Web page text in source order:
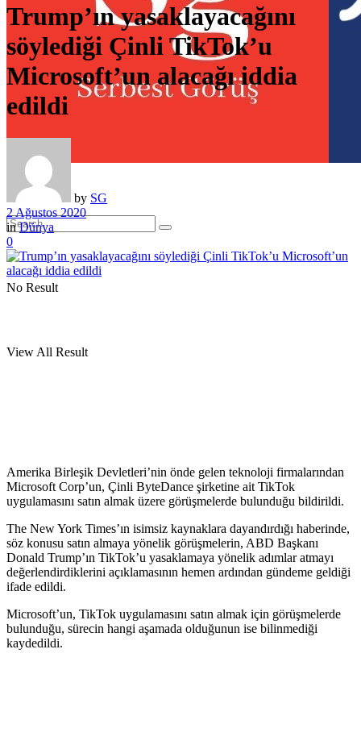
No Result
View All Result
Trump’ın yasaklayacağını
söylediği Çinli TikTok’u
Microsoft’un alacağı iddia
edildi
by SG
2 Ağustos 2020
in Dünya
0
Amerika Birleşik Devletleri’nin önde gelen teknoloji firmalarından
Microsoft Corp’un, Çinli ByteDance şirketine ait TikTok
uygulamasını satın almak üzere görüşmelerde bulunduğu bildirildi.
The New York Times’ın isimsiz kaynaklara dayandırdığı haberinde,
söz konusu satın almaya yönelik görüşmelerin, ABD Başkanı
Donald Trump’ın TikTok’u yasaklamaya yönelik adımlar atmayı
değerlendirdiklerini açıklamasının hemen ardından gündeme geldiği
ifade edildi.
Microsoft’un, TikTok uygulamasını satın almak için görüşmelerde
bulunduğu, sürecin hangi aşamada olduğunun ise bilinmediği
kaydedildi.